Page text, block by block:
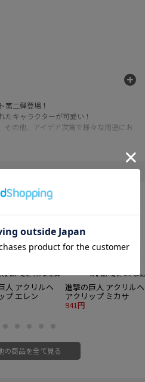
第二弾登場！
たキャラクターが可愛い！
その他、アイデア次第で様々な用途にお
作委員会
人 アクリルヘ
プ エレン
進撃の巨人 アクリルヘ
アクリップ ミカサ
941円
の商品を全て見る